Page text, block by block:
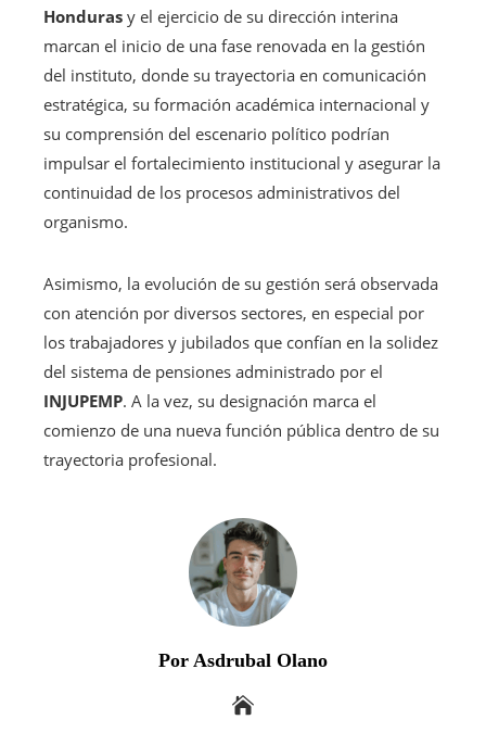
Honduras y el ejercicio de su dirección interina
marcan el inicio de una fase renovada en la gestión
del instituto, donde su trayectoria en comunicación
estratégica, su formación académica internacional y
su comprensión del escenario político podrían
impulsar el fortalecimiento institucional y asegurar la
continuidad de los procesos administrativos del
organismo.
Asimismo, la evolución de su gestión será observada
con atención por diversos sectores, en especial por
los trabajadores y jubilados que confían en la solidez
del sistema de pensiones administrado por el
INJUPEMP. A la vez, su designación marca el
comienzo de una nueva función pública dentro de su
trayectoria profesional.
Por Asdrubal Olano